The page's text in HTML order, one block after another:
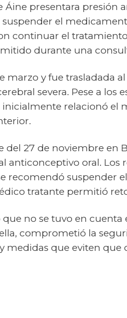
presentara presión
el
continuar el
durante una
marzo y fue trasladada
severa. Pese a los
inicialmente relacionó el
del 27 de noviembre en
anticonceptivo oral. Los
recomendó suspender
tratante permitió
no se tuvo en cuenta
comprometió la
medidas que eviten que